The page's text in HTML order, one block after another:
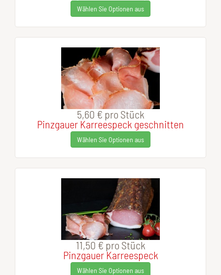
Wählen Sie Optionen aus
5,60 € pro Stück
Pinzgauer Karreespeck geschnitten
Wählen Sie Optionen aus
11,50 € pro Stück
Pinzgauer Karreespeck
Wählen Sie Optionen aus